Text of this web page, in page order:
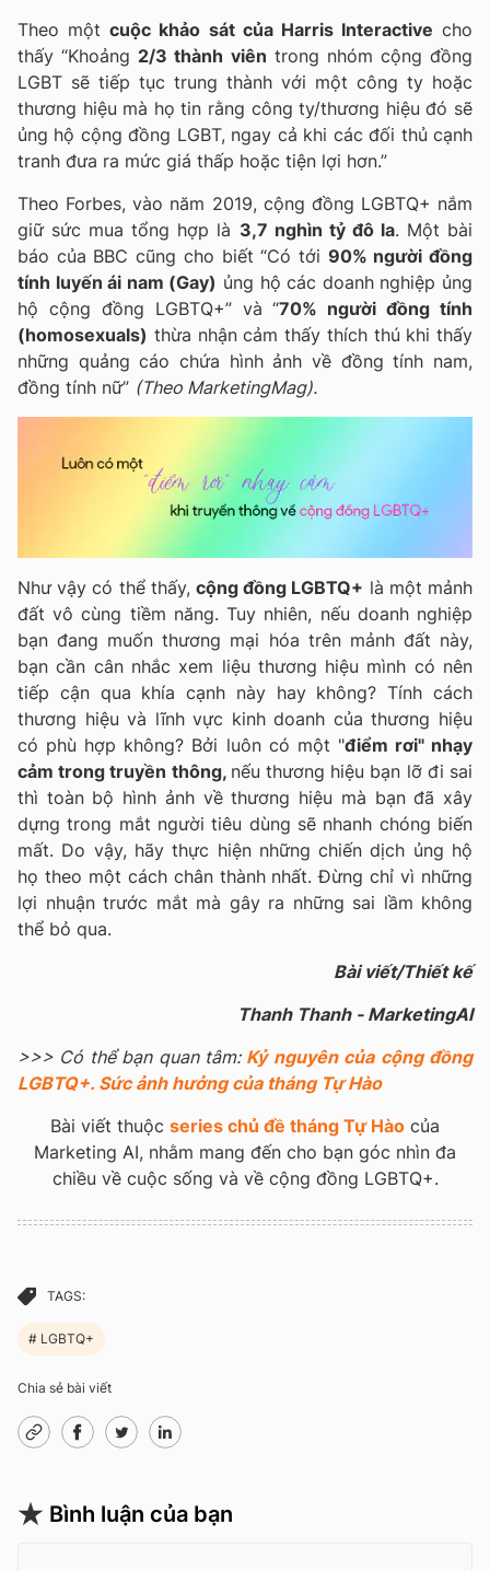
Theo mộtcuộc khảo sát của Harris Interactive cho
thấy “Khoảng 2/3 thành viên trong nhóm cộng đồng
LGBT sẽ tiếp tục trung thành với một công ty hoặc
thương hiệu mà họ tin rằng công ty/thương hiệu đó sẽ
ủng hộ cộng đồng LGBT, ngay cả khi các đối thủ cạnh
tranh đưa ra mức giá thấp hoặc tiện lợi hơn.”
Theo Forbes, vào năm 2019, cộng đồng LGBTQ+ nắm
giữ sức mua tổng hợp là 3,7 nghìn tỷ đô la. Một bài
báo của BBC cũng cho biết “Có tới 90% người đồng
tính luyến ái nam (Gay) ủng hộ các doanh nghiệp ủng
hộ cộng đồng LGBTQ+” và “70% người đồng tính
(homosexuals) thừa nhận cảm thấy thích thú khi thấy
những quảng cáo chứa hình ảnh về đồng tính nam,
đồng tính nữ” (Theo MarketingMag).
Như vậy có thể thấy, cộng đồng LGBTQ+ là một mảnh
đất vô cùng tiềm năng. Tuy nhiên, nếu doanh nghiệp
bạn đang muốn thương mại hóa trên mảnh đất này,
bạn cần cân nhắc xem liệu thương hiệu mình có nên
tiếp cận qua khía cạnh này hay không? Tính cách
thương hiệu và lĩnh vực kinh doanh của thương hiệu
có phù hợp không? Bởi luôn có một "điểm rơi" nhạy
cảm trong truyền thông, nếu thương hiệu bạn lỡ đi sai
thì toàn bộ hình ảnh về thương hiệu mà bạn đã xây
dựng trong mắt người tiêu dùng sẽ nhanh chóng biến
mất. Do vậy, hãy thực hiện những chiến dịch ủng hộ
họ theo một cách chân thành nhất. Đừng chỉ vì những
lợi nhuận trước mắt mà gây ra những sai lầm không
thể bỏ qua.
Bài viết/Thiết kế
Thanh Thanh - MarketingAI
>>> Có thể bạn quan tâm: Kỷ nguyên của cộng đồng
LGBTQ+. Sức ảnh hưởng của tháng Tự Hào
Bài viết thuộc series chủ đề tháng Tự Hào của
Marketing AI, nhằm mang đến cho bạn góc nhìn đa
chiều về cuộc sống và về cộng đồng LGBTQ+.
TAGS:
LGBTQ+
Chia sẻ bài viết
Bình luận của bạn